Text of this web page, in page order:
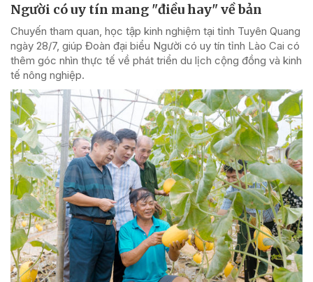
Người có uy tín mang "điều hay" về bản
Chuyến tham quan, học tập kinh nghiệm tại tỉnh Tuyên Quang
ngày 28/7, giúp Đoàn đại biểu Người có uy tín tỉnh Lào Cai có
thêm góc nhìn thực tế về phát triển du lịch cộng đồng và kinh
tế nông nghiệp.